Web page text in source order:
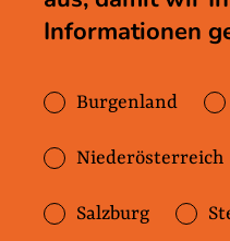
es?
In Kärnten gibt es
folgenden Links:
Frauenhaus
Informationen
Burgenland
Niederösterreich
Salzburg